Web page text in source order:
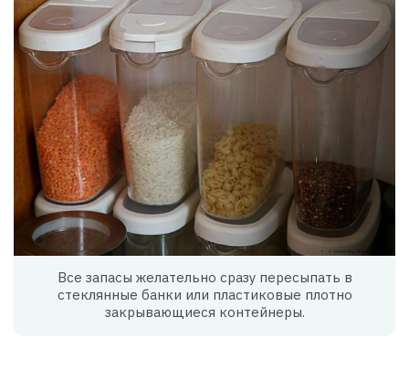
Все запасы желательно сразу пересыпать в
стеклянные банки или пластиковые плотно
закрывающиеся контейнеры.